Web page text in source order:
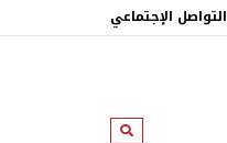
التواصل الإجتماعي
ابحث